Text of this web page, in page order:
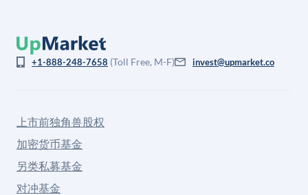
+1-888-248-7658 (Toll Free, M-F) invest@upmarket.co
上市前独角兽股权
加密货币基金
另类私募基金
对冲基金